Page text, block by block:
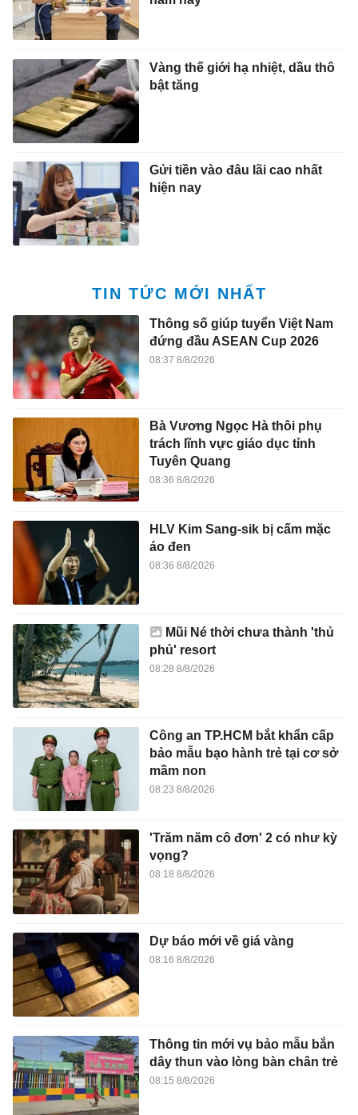
Vàng thế giới hạ nhiệt, dầu thô
bật tăng
Gửi tiền vào đâu lãi cao nhất
hiện nay
TIN TỨC MỚI NHẤT
Thông số giúp tuyển Việt Nam
đứng đầu ASEAN Cup 2026
08:37 8/8/2026
Bà Vương Ngọc Hà thôi phụ
trách lĩnh vực giáo dục tỉnh
Tuyên Quang
08:36 8/8/2026
HLV Kim Sang-sik bị cấm mặc
áo đen
08:36 8/8/2026
Mũi Né thời chưa thành 'thủ
phủ' resort
08:28 8/8/2026
Công an TP.HCM bắt khẩn cấp
bảo mẫu bạo hành trẻ tại cơ sở
mầm non
08:23 8/8/2026
'Trăm năm cô đơn' 2 có như kỳ
vọng?
08:18 8/8/2026
Dự báo mới về giá vàng
08:16 8/8/2026
Thông tin mới vụ bảo mẫu bắn
dây thun vào lòng bàn chân trẻ
08:15 8/8/2026